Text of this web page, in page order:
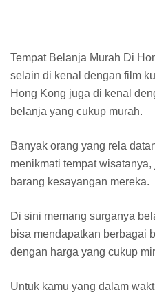
Tempat Belanja Murah Di
selain di kenal dengan film
Hong Kong juga di kenal
belanja yang cukup murah.
Banyak orang yang rela
menikmati tempat
barang kesayangan mereka.
Di sini memang surganya
bisa mendapatkan berbagai
dengan harga yang cukup
Untuk kamu yang dalam